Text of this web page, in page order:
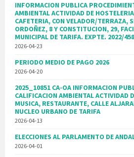
INFORMACION PUBLICA
AMBIENTAL ACTIVIDAD DE
CAFETERIA, CON VELADOR/TERRAZA,
ORDOÑEZ, 8 Y CONSTITUCION, 29,
MUNICIPAL DE TARIFA. EXPTE. 2022/
2026-04-23
PERIODO MEDIO DE PAGO 2026
2026-04-20
2025_10851 CA-OA INFORMACION
CALIFICACION AMBIENTAL ACTIVIDAD
MUSICA, RESTAURANTE, CALLE
NUCLEO URBANO DE TARIFA
2026-04-13
ELECCIONES AL PARLAMENTO DE
2026-04-01